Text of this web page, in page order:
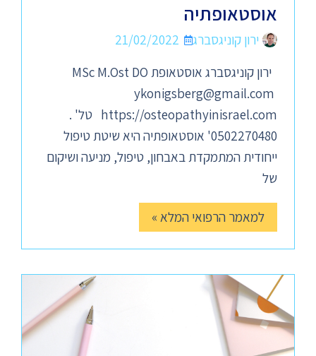
אוסטאופתיה
ירון קוניגסברג
21/02/2022
ירון קוניגסברג אוסטאופת MSc M.Ost DO
ykonigsberg@gmail.com
https://osteopathyinisrael.com טל' .
0502270480' אוסטאופתיה היא שיטת טיפול
ייחודית המתמקדת באבחון, טיפול, מניעה ושיקום
של
למאמר הרפואי המלא »